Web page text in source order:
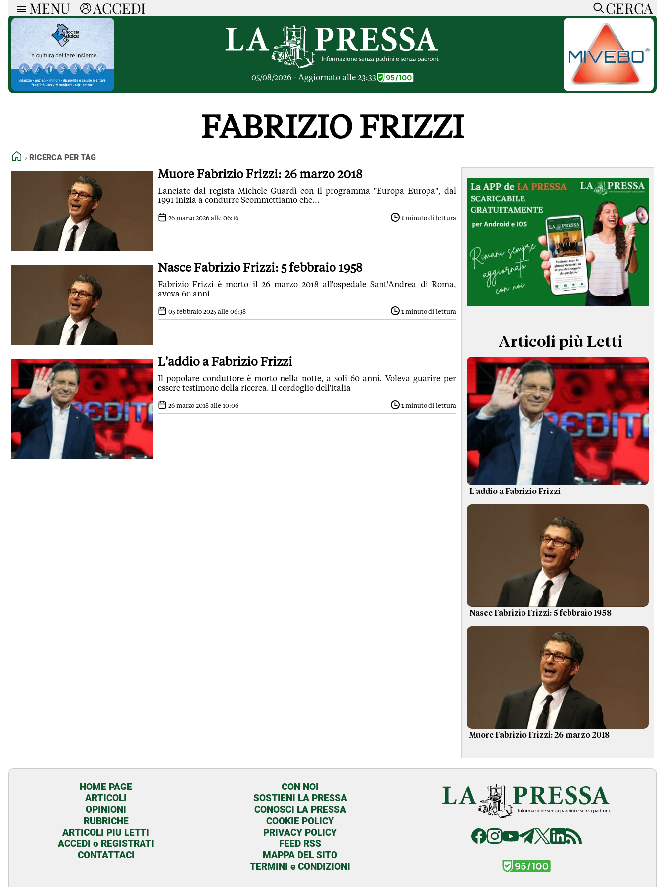
MENU ACCEDI CERCA
ARTICOLI
Politica
Economia
Società
La Nera
Che Cultura
Tutti gli Articoli
RUBRICHE
Ruote Libere
Dossier Inceneritore
Dossier Cave
Necrologie
Consigli di investimento
Tutte le Rubriche
OPINIONI
Lettere al Direttore
Parola d'Autore
Il Galeotto
Cronache Pandemiche
Tutte le Opinioni
Rubriche
ACCEDI o REGISTRATI
SOSTIENI LA PRESSA
MAPPA DEL SITO
NORMATIVE
DEONTOLOGICHE
TERMINI e CONDIZIONI
Ricerca
CERCA
05/08/2026 - Aggiornato alle 23:33
FABRIZIO FRIZZI
HOME
RICERCA PER TAG
Muore Fabrizio Frizzi: 26 marzo 2018
Lanciato dal regista Michele Guardì con il programma "Europa Europa", dal
1991 inizia a condurre Scommettiamo che...
26 marzo 2026 alle 06:16 1minuto di lettura
Nasce Fabrizio Frizzi: 5 febbraio 1958
Fabrizio Frizzi è morto il 26 marzo 2018 all'ospedale Sant'Andrea di Roma,
aveva 60 anni
05 febbraio 2025 alle 06:38 1minuto di lettura
L'addio a Fabrizio Frizzi
Il popolare conduttore è morto nella notte, a soli 60 anni. Voleva guarire per
essere testimone della ricerca. Il cordoglio dell'Italia
26 marzo 2018 alle 10:06 1 minuto di lettura
Articoli più Letti
L'addio a Fabrizio Frizzi
Nasce Fabrizio Frizzi: 5 febbraio 1958
Muore Fabrizio Frizzi: 26 marzo 2018
HOME PAGE
ARTICOLI
OPINIONI
RUBRICHE
ARTICOLI PIU LETTI
ACCEDI o REGISTRATI
CONTATTACI
CON NOI
SOSTIENI LA PRESSA
CONOSCI LA PRESSA
COOKIE POLICY
PRIVACY POLICY
FEED RSS
MAPPA DEL SITO
TERMINI e CONDIZIONI